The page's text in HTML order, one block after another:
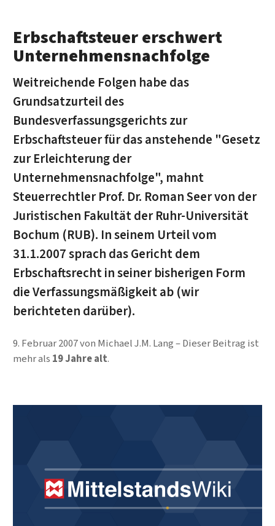
Erbschaftsteuer erschwert
Unternehmensnachfolge
Weitreichende Folgen habe das
Grundsatzurteil des
Bundesverfassungsgerichts zur
Erbschaftsteuer für das anstehende "Gesetz
zur Erleichterung der
Unternehmensnachfolge", mahnt
Steuerrechtler Prof. Dr. Roman Seer von der
Juristischen Fakultät der Ruhr-Universität
Bochum (RUB). In seinem Urteil vom
31.1.2007 sprach das Gericht dem
Erbschaftsrecht in seiner bisherigen Form
die Verfassungsmäßigkeit ab (wir
berichteten darüber).
9. Februar 2007von Michael J.M. Lang
Dieser Beitrag ist
mehr als 19 Jahre alt.